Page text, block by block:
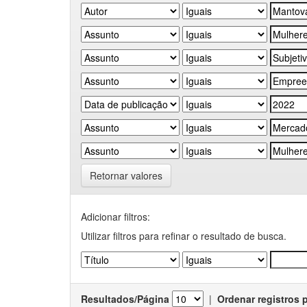
Retornar valores
Adicionar filtros:
Utilizar filtros para refinar o resultado de busca.
Resultados/Página | Ordenar registros